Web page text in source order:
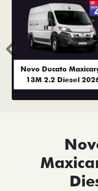
Novo Ducato
13M 2.2 Diesel
Anterior